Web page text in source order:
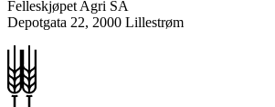
Felleskjøpet Agri SA
Depotgata 22, 2000 Lillestrøm